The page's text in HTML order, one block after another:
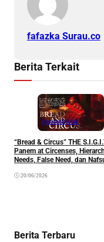
fafazka Surau.co
Berita Terkait
OpinionPolitik
“Bread & Circus” THE
Panem at Circenses,
Needs, False Need, dan
20/06/2026
Berita Terbaru